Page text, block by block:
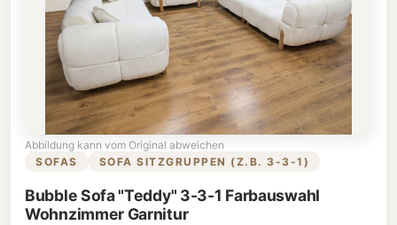
Abbildung kann vom Original abweichen
SOFAS
SOFA SITZGRUPPEN (Z.B. 3-3-1)
Bubble Sofa "Teddy" 3-3-1 Farbauswahl
Wohnzimmer Garnitur